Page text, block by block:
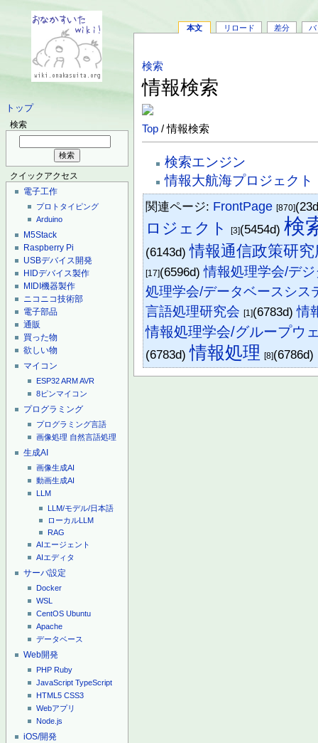
トップ
検索
クイックアクセス
電子工作
プロトタイピング
Arduino
M5Stack
Raspberry Pi
USBデバイス開発
HIDデバイス製作
MIDI機器製作
ニコニコ技術部
電子部品
通販
買った物
欲しい物
マイコン
ESP32ARMAVR
8ピンマイコン
プログラミング
プログラミング言語
画像処理 自然言語処理
生成AI
画像生成AI
動画生成AI
LLM
LLM/モデル/日本語
ローカルLLM
RAG
AIエージェント
AIエディタ
サーバ設定
Docker
WSL
CentOS Ubuntu
Apache
データベース
Web開発
PHP Ruby
JavaScript TypeScript
HTML5 CSS3
Webアプリ
Node.js
iOS/開発
本文 リロード 差分 バ
検索
情報検索
Top / 情報検索
検索エンジン
情報大航海プロジェクト
関連ページ: FrontPage [870]
ロジェクト [3](5454d)検
(6143d)情報通信政策研究
[17](6596d)情報処理学会/デ
処理学会/データベースシス
言語処理研究会 [1](6783d)情
情報処理学会/グループウ
(6783d)情報処理 [8](6786d)